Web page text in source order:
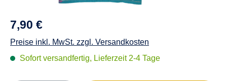
7,90 €
Preise inkl. MwSt. zzgl. Versandkosten
Sofort versandfertig, Lieferzeit 2-4 Tage